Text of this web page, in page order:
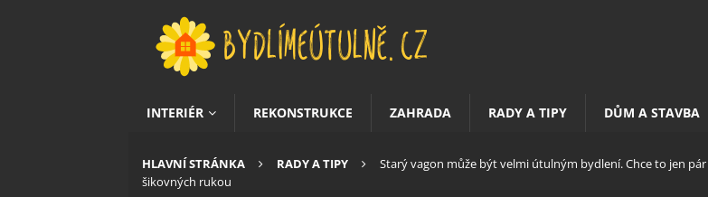
INTERIÉR REKONSTRUKCE ZAHRADA RADY A TIPY DŮM A STAVBA
HLAVNÍ STRÁNKA RADY A TIPY
Starý vagon může být velmi útulným bydlení. Chce to jen pár
šikovných rukou